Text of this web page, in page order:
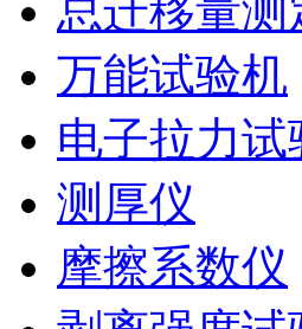
总迁移量测
万能试验机
电子拉力试
测厚仪
摩擦系数仪